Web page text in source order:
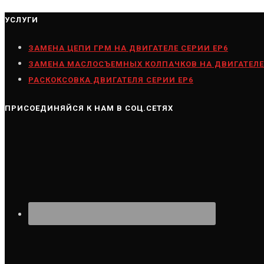
УСЛУГИ
ЗАМЕНА ЦЕПИ ГРМ НА ДВИГАТЕЛЕ СЕРИИ ЕР6
ЗАМЕНА МАСЛОСЪЕМНЫХ КОЛПАЧКОВ НА ДВИГАТЕЛЕ
РАСКОКСОВКА ДВИГАТЕЛЯ СЕРИИ ЕР6
ПРИСОЕДИНЯЙСЯ К НАМ В СОЦ.СЕТЯХ